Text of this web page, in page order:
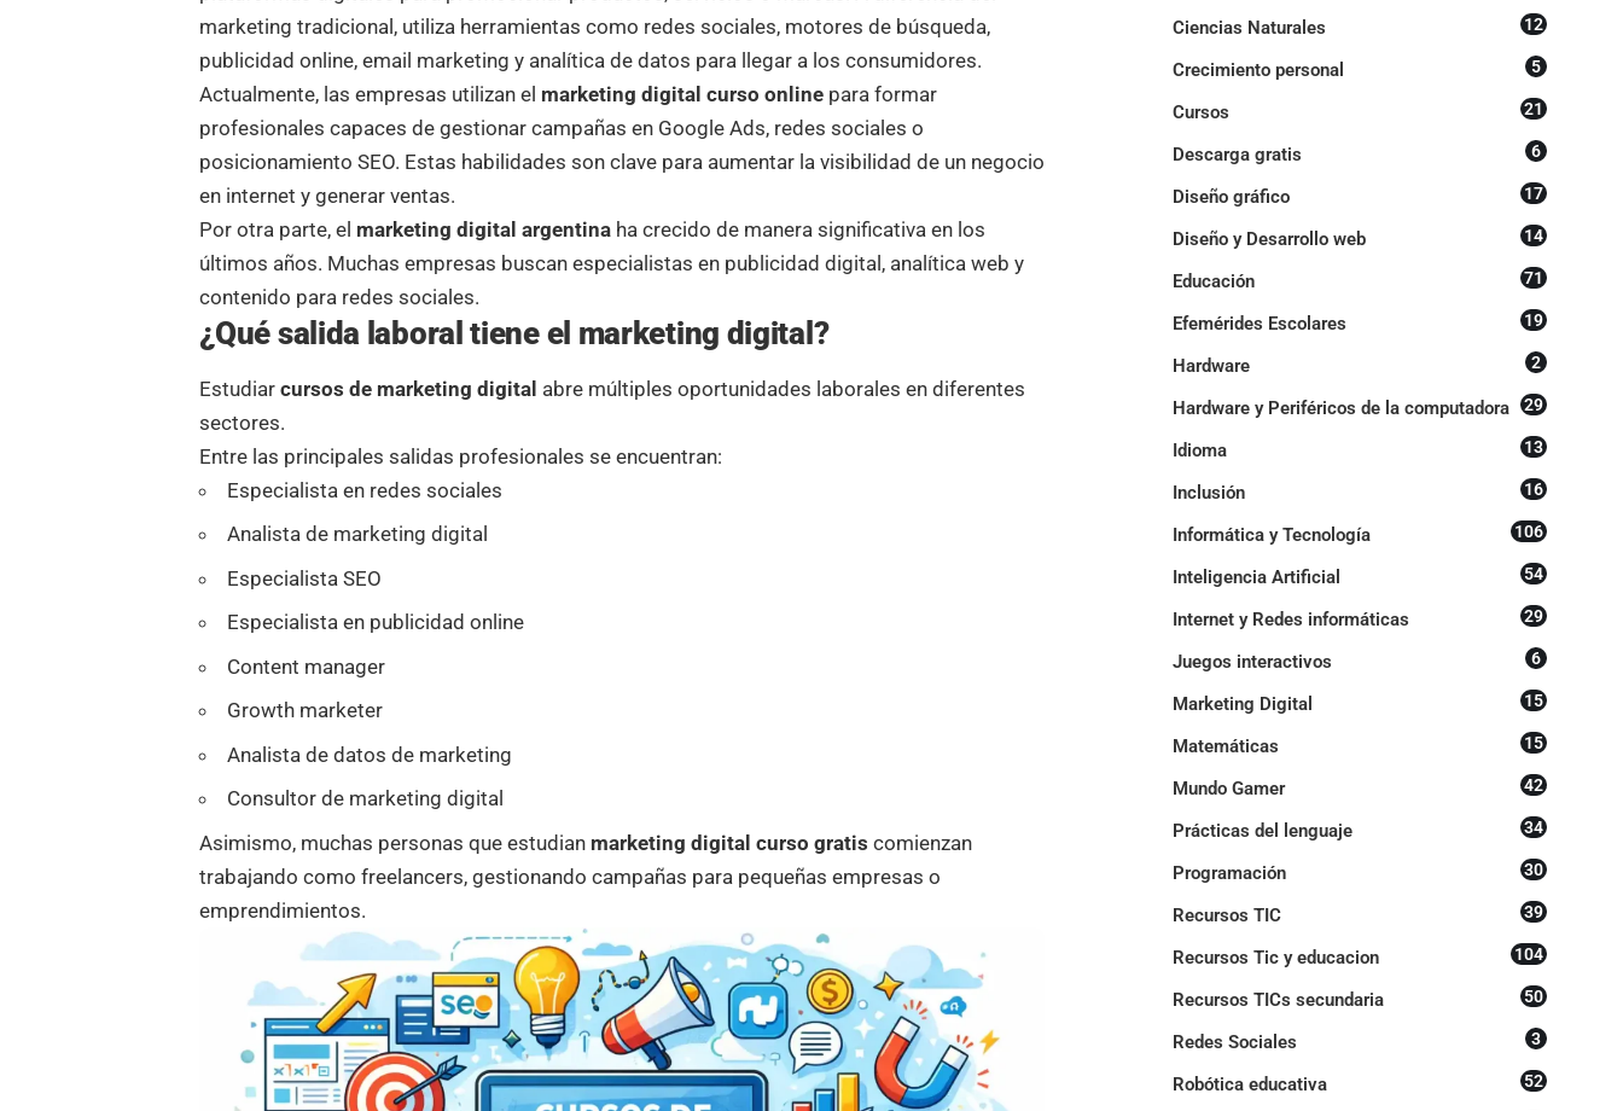
marketing tradicional, utiliza herramientas como redes sociales, motores de búsqueda,
publicidad online, email marketing y analítica de datos para llegar a los consumidores.
Actualmente, las empresas utilizan el marketing digital curso online para formar
profesionales capaces de gestionar campañas en Google Ads, redes sociales o
posicionamiento SEO. Estas habilidades son clave para aumentar la visibilidad de un negocio
en internet y generar ventas.
Por otra parte, el marketing digital argentina ha crecido de manera significativa en los
últimos años. Muchas empresas buscan especialistas en publicidad digital, analítica web y
contenido para redes sociales.
¿Qué salida laboral tiene el marketing digital?
Estudiarcursos de marketing digital abre múltiples oportunidades laborales en diferentes
sectores.
Entre las principales salidas profesionales se encuentran:
Especialista en redes sociales
Analista de marketing digital
Especialista SEO
Especialista en publicidad online
Content manager
Growth marketer
Analista de datos de marketing
Consultor de marketing digital
Asimismo, muchas personas que estudian marketing digital curso gratis comienzan
trabajando como freelancers, gestionando campañas para pequeñas empresas o
emprendimientos.
Ciencias Naturales 12
Crecimiento personal 5
Cursos 21
Descarga gratis 6
Diseño gráfico 17
Diseño y Desarrollo web 14
Educación 71
Efemérides Escolares 19
Hardware 2
Hardware y Periféricos de la computadora 29
Idioma 13
Inclusión 16
Informática y Tecnología 106
Inteligencia Artificial 54
Internet y Redes informáticas 29
Juegos interactivos 6
Marketing Digital 15
Matemáticas 15
Mundo Gamer 42
Prácticas del lenguaje 34
Programación 30
Recursos TIC 39
Recursos Tic y educacion 104
Recursos TICs secundaria 50
Redes Sociales 3
Robótica educativa 52